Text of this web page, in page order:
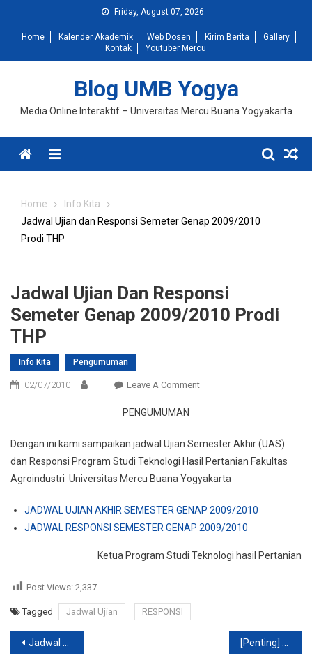
content
Friday, August 07, 2026
Home Kalender Akademik Web Dosen Kirim Berita
Gallery
Kontak
Youtuber Mercu
Blog UMB Yogya
Media Online Interaktif – Universitas Mercu Buana Yogyakarta
Menu
Home
Info Kita
Jadwal Ujian dan Responsi Semeter Genap 2009/2010
Prodi THP
Jadwal Ujian Dan Responsi
Semeter Genap 2009/2010 Prodi
THP
Info Kita Pengumuman
02/07/2010 Leave A CommentOn
Responsi
Semeter
Genap
Prodi
THP
PENGUMUMAN
Dengan ini kami sampaikan jadwal Ujian Semester Akhir (UAS)
dan Responsi Program Studi Teknologi Hasil Pertanian Fakultas
Agroindustri Universitas Mercu Buana Yogyakarta
JADWAL UJIAN AKHIR SEMESTER GENAP 2009/2010
JADWAL RESPONSI SEMESTER GENAP 2009/2010
Ketua Program Studi Teknologi hasil Pertanian
Post Views: 2,337
Tagged Jadwal Ujian RESPONSI
Post
Jadwal Ujian Akhir Semester (UAS) Fak. Psikologi UMB Yogya